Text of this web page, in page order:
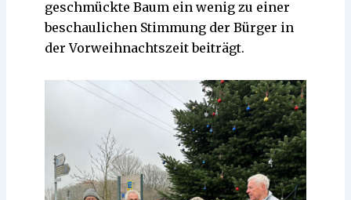
geschmückte Baum ein wenig zu einer
beschaulichen Stimmung der Bürger in
der Vorweihnachtszeit beiträgt.